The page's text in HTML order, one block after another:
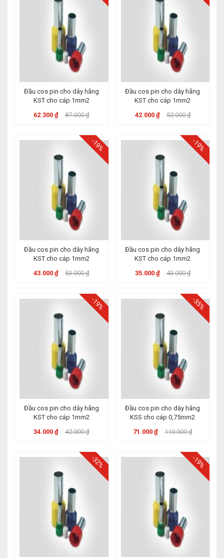
Đầu cos pin cho dây hãng
KST cho cáp 1mm2
62.300 ₫
87.000 ₫
Đầu cos pin cho dây hãng
KST cho cáp 1mm2
42.000 ₫
52.000 ₫
-19%
Đầu cos pin cho dây hãng
KST cho cáp 1mm2
43.000 ₫
53.000 ₫
-19%
Đầu cos pin cho dây hãng
KST cho cáp 1mm2
35.000 ₫
43.000 ₫
-19%
Đầu cos pin cho dây hãng
KST cho cáp 1mm2
34.000 ₫
42.000 ₫
-35%
Đầu cos pin cho dây hãng
KSS cho cáp 0,75mm2
71.000 ₫
110.000 ₫
-32% -19%